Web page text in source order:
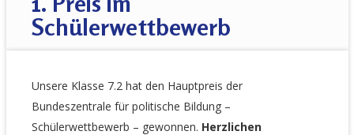
Schülerwettbewerb
Unsere Klasse 7.2 hat den Hauptpreis der
Bundeszentrale für politische Bildung –
Schülerwettbewerb – gewonnen. Herzlichen